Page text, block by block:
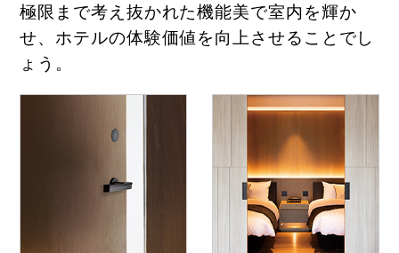
極限まで考え抜かれた機能美で室内を輝か
せ、ホテルの体験価値を向上させることでし
ょう。